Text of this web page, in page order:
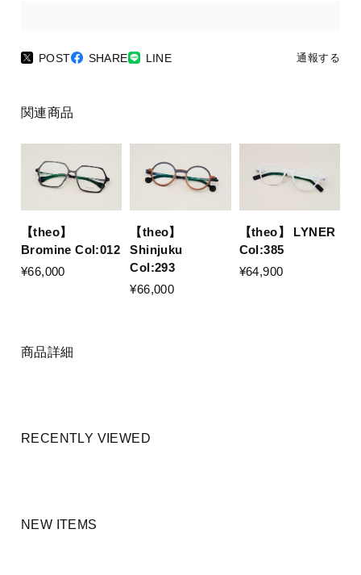
POST SHARE LINE 通報する
関連商品
【theo】
Bromine Col:012
¥66,000
【theo】
Shinjuku
Col:293
¥66,000
【theo】 LYNER
Col:385
¥64,900
商品詳細
RECENTLY VIEWED
NEW ITEMS